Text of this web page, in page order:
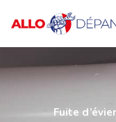
Fuite